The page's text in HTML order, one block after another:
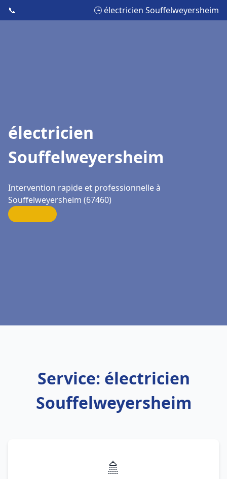
📞 🕒 électricien Souffelweyersheim
électricien
Souffelweyersheim
Intervention rapide et professionnelle à
Souffelweyersheim (67460)
Service: électricien
Souffelweyersheim
🚿